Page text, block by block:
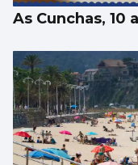
As Cunchas, 10